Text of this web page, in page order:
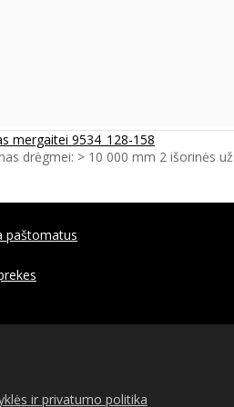
mergaitei 9534_128-158
drėgmei: > 10 000 mm 2 išorinės
paštomatus
ir privatumo politika